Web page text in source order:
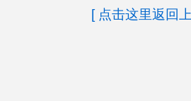
[ 点击这里返回